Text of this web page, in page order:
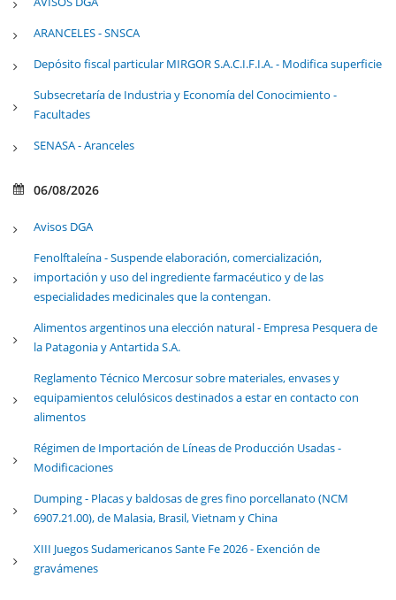
ARANCELES - SNSCA
Depósito fiscal particular MIRGOR S.A.C.I.F.I.A. - Modifica superficie
Subsecretaría de Industria y Economía del Conocimiento -
Facultades
SENASA - Aranceles
06/08/2026
Avisos DGA
Fenolftaleína - Suspende elaboración, comercialización,
importación y uso del ingrediente farmacéutico y de las
especialidades medicinales que la contengan.
Alimentos argentinos una elección natural - Empresa Pesquera de
la Patagonia y Antartida S.A.
Reglamento Técnico Mercosur sobre materiales, envases y
equipamientos celulósicos destinados a estar en contacto con
alimentos
Régimen de Importación de Líneas de Producción Usadas -
Modificaciones
Dumping - Placas y baldosas de gres fino porcellanato (NCM
6907.21.00), de Malasia, Brasil, Vietnam y China
XIII Juegos Sudamericanos Sante Fe 2026 - Exención de
gravámenes